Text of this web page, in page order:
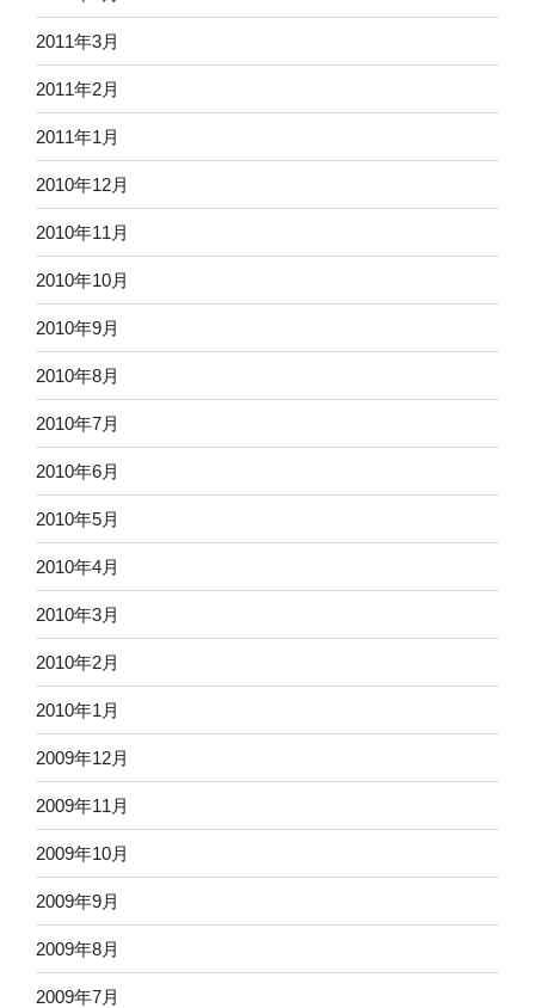
2011年3月
2011年2月
2011年1月
2010年12月
2010年11月
2010年10月
2010年9月
2010年8月
2010年7月
2010年6月
2010年5月
2010年4月
2010年3月
2010年2月
2010年1月
2009年12月
2009年11月
2009年10月
2009年9月
2009年8月
2009年7月